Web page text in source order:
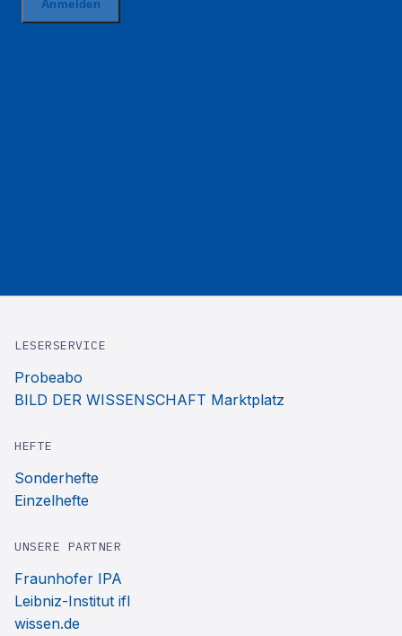
LESERSERVICE
Probeabo
BILD DER WISSENSCHAFT Marktplatz
HEFTE
Sonderhefte
Einzelhefte
UNSERE PARTNER
Fraunhofer IPA
Leibniz-Institut ifl
wissen.de